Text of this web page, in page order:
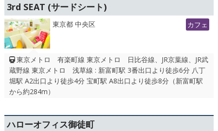
3rd SEAT (サードシート)
東京都 中央区 カフェ
東京メトロ 有楽町線 東京メトロ 日比谷線、JR京葉線、JR武
蔵野線 東京メトロ 浅草線 : 新富町駅 3番出口より徒歩6分 八丁
堀駅 A2出口より徒歩4分 宝町駅 A8出口より徒歩8分（新富町駅
から約284m）
ハローオフィス御徒町